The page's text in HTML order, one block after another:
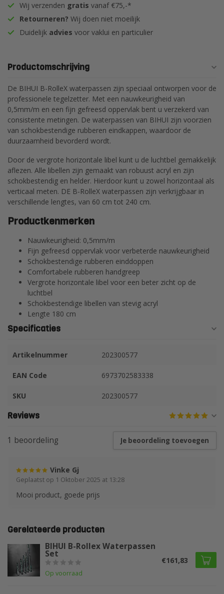
Wij verzenden gratis vanaf €75,-*
Retourneren? Wij doen niet moeilijk
Duidelijk advies voor vaklui en particulier
Productomschrijving
De BIHUI B-RolleX waterpassen zijn speciaal ontworpen voor de
professionele tegelzetter. Met een nauwkeurigheid van
0,5mm/m en een fijn gefreesd oppervlak bent u verzekerd van
consistente metingen. De waterpassen van BIHUI zijn voorzien
van schokbestendige rubberen eindkappen, waardoor de
duurzaamheid bevorderd wordt.
Door de vergrote horizontale libel kunt u de luchtbel gemakkelijk
aflezen. Alle libellen zijn gemaakt van robuust acryl en zijn
schokbestendig en helder. Hierdoor kunt u zowel horizontaal als
verticaal meten. DE B-RolleX waterpassen zijn verkrijgbaar in
verschillende lengtes, van 60 cm tot 240 cm.
Productkenmerken
Nauwkeurigheid: 0,5mm/m
Fijn gefreesd oppervlak voor verbeterde nauwkeurigheid
Schokbestendige rubberen einddoppen
Comfortabele rubberen handgreep
Vergrote horizontale libel voor een beter zicht op de
luchtbel
Schokbestendige libellen van stevig acryl
Lengte 180 cm
Specificaties
Artikelnummer 202300577
EAN Code 6973702583338
SKU 202300577
Reviews
1 beoordeling Je beoordeling toevoegen
Vinke Gj
Geplaatst op 1 Oktober 2025 at 13:28
Mooi product, goede prijs
Gerelateerde producten
BIHUI B-Rollex Waterpassen
Set
Op voorraad
€161,83